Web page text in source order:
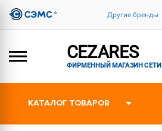
Другие бренды
CEZARES
ФИРМЕННЫЙ МАГАЗИН СЕТИ
КАТАЛОГ ТОВАРОВ